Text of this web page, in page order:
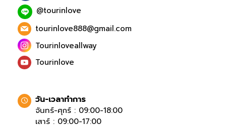
@tourinlove
tourinlove888@gmail.com
Tourinloveallway
Tourinlove
วัน-เวลาทำการ
จันทร์-ศุกร์ : 09:00-18:00
เสาร์ : 09:00-17:00